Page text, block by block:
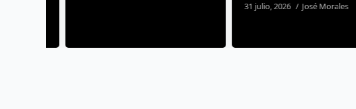
31 julio, 2026 José Morales